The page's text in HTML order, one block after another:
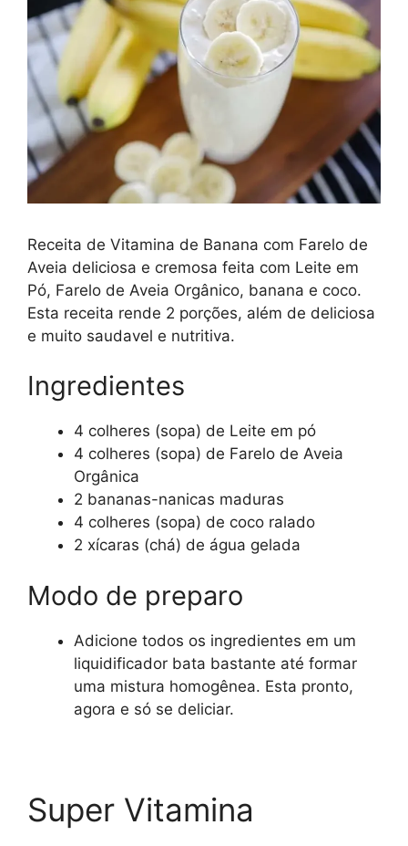
Receita de Vitamina de Banana com Farelo de
Aveia deliciosa e cremosa feita com Leite em
Pó, Farelo de Aveia Orgânico, banana e coco.
Esta receita rende 2 porções, além de deliciosa
e muito saudavel e nutritiva.
Ingredientes
4 colheres (sopa) de Leite em pó
4 colheres (sopa) de Farelo de Aveia
Orgânica
2 bananas-nanicas maduras
4 colheres (sopa) de coco ralado
2 xícaras (chá) de água gelada
Modo de preparo
Adicione todos os ingredientes em um
liquidificador bata bastante até formar
uma mistura homogênea. Esta pronto,
agora e só se deliciar.
Super Vitamina